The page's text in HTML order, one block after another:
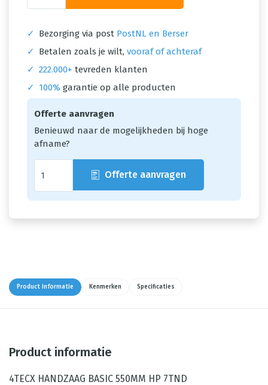
✓ Bezorging via post PostNL en Berser
✓
Betalen zoals je wilt, vooraf of achteraf
✓ 222.000+ tevreden klanten
✓
100% garantie op alle producten
Offerte aanvragen
Benieuwd naar de mogelijkheden bij hoge
afname?
Offerte aanvragen
Product informatie Kenmerken Specificaties
Product informatie
4TECX HANDZAAG BASIC 550MM HP 7TND